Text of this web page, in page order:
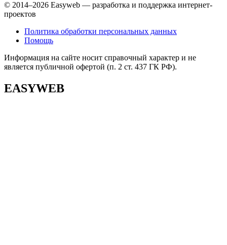
© 2014–2026 Easyweb — разработка и поддержка интернет-
проектов
Политика обработки персональных данных
Помощь
Информация на сайте носит справочный характер и не
является публичной офертой (п. 2 ст. 437 ГК РФ).
EASYWEB